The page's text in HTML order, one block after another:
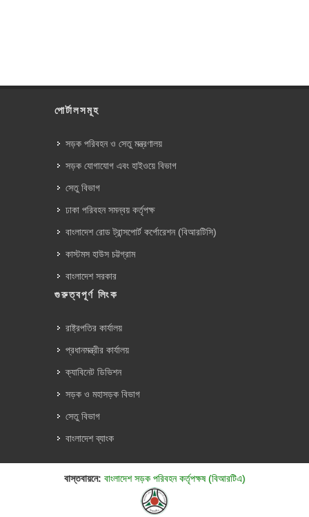
পোর্টালসমূহ
সড়ক পরিবহন ও সেতু মন্ত্রণালয়
সড়ক যোগাযোগ এবং হাইওয়ে বিভাগ
সেতু বিভাগ
ঢাকা পরিবহন সমন্বয় কর্তৃপক্ষ
বাংলাদেশ রোড ট্রান্সপোর্ট কর্পোরেশন (বিআরটিসি)
কাস্টমস হাউস চট্টগ্রাম
বাংলাদেশ সরকার
গুরুত্বপূর্ণ লিংক
রাষ্ট্রপতির কার্যালয়
প্রধানমন্ত্রীর কার্যালয়
ক্যাবিনেট ডিভিশন
সড়ক ও মহাসড়ক বিভাগ
সেতু বিভাগ
বাংলাদেশ ব্যাংক
বাস্তবায়নে: বাংলাদেশ সড়ক পরিবহন কর্তৃপক্ষ (বিআরটিএ)